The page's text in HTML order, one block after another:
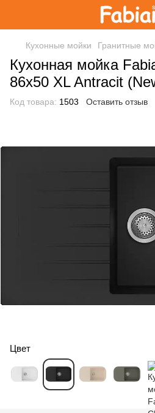
Кухонные мойки Гранитные
Кухонная мойка
86х50 XL Antracit
Код товара: 1503 Оставить отзыв
Цвет